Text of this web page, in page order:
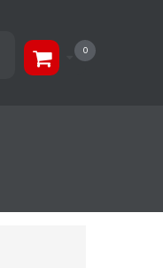
0